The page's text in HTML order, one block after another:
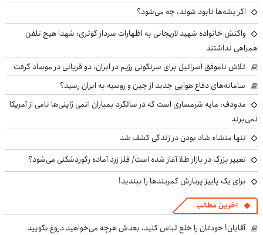
اگر پشه‌ها نابود شوند، چه می‌شود؟
واکنش خانواده شهید لاریجانی به اظهارات سردار کوثری: شهدا هیچ تلفن
همراهی نداشتند
تلاش ناموفق اسرائیل برای سرنگونی رژیم در ایران، دو قربانی در موساد گرفت
سامانه‌های دفاع هوایی جدید از چین و روسیه به ایران رسید؟
مدودف: مایه شرمساری است که در سالگرد بمباران اتمی ژاپنی‌ها نامی از آمریکا
نمی‌برند
تنها منشاء شاد بودن در زندگی کشف شد
تغییر بزرگ در بازار طلا آغاز شده است/ فلز زرد آماده رکوردشکنی می‌شود؟
برای یک پاییز پربارش کمربندها را ببندید!
آخرین مطالب
آقایان! خودتان را خلع لباس کنید، بعدش هرچه می‌خواهید دروغ بگویید